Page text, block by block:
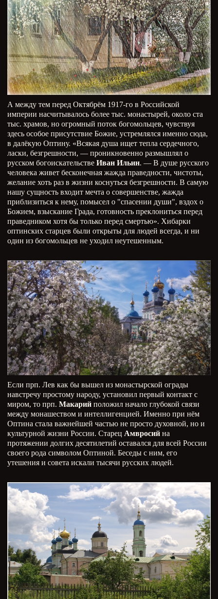
А между тем перед Октябрём 1917-го в Российской
империи насчитывалось более тыс. монастырей, около ста
тыс. храмов, но огромный поток богомольцев, чувствуя
здесь особое присутствие Божие, устремлялся именно сюда,
в далёкую Оптину. «Всякая душа ищет тепла сердечного,
ласки, безгрешности, — проникновенно размышлял о
русском богоискательстве Иван Ильин. — В душе русского
человека живет бесконечная жажда праведности, чистоты,
желание хоть раз в жизни коснуться безгрешности. В самую
нашу сущность входит мечта о совершенстве, жажда
приблизиться к нему, помысел о "спасении души", вздох о
Божием, взыскание Града, готовность преклониться перед
праведником хотя бы только перед смертью». Хибарки
оптинских старцев были открыты для людей всегда, и ни
один из богомольцев не уходил неутешенным.
Если прп. Лев как бы вышел из монастырской ограды
навстречу простому народу, установил первый контакт с
миром, то прп. Макарий положил начало глубокой связи
между монашеством и интеллигенцией. Именно при нём
Оптина стала важнейшей частью не просто духовной, но и
культурной жизни России. Старец Амвросий на
протяжении долгих десятилетий оставался для всей России
своего рода символом Оптиной. Беседы с ним, его
утешения и совета искали тысячи русских людей.